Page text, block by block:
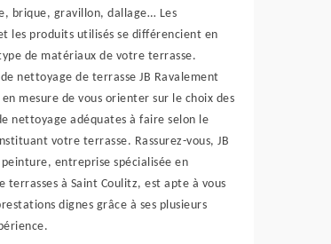
brique, gravillon, dallage… Les
les produits utilisés se différencient en
de matériaux de votre terrasse.
de nettoyage de terrasse JB Ravalement
mesure de vous orienter sur le choix des
nettoyage adéquates à faire selon le
votre terrasse. Rassurez-vous, JB
entreprise spécialisée en
terrasses à Saint Coulitz, est apte à vous
dignes grâce à ses plusieurs